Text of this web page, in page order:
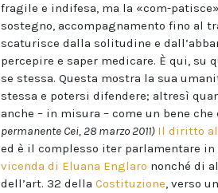
fragile e indifesa, ma la «com-
sostegno, accompagnamento fino al
scaturisce dalla solitudine e
percepire e saper medicare. È qui, su
se stessa. Questa mostra la sua
stessa e potersi difendere; altresì
anche – in misura – come un bene
permanente Cei, 28 marzo 2011) Il diritto
ed è il complesso iter parlamentare
vicenda di Eluana Englaro nonché di
dell’art. 32 della Costituzione, verso